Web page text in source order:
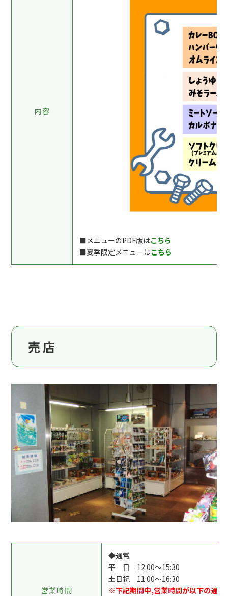
内容
■メニューのPDF版はこちら
■夏季限定メニューはこちら
売店
営業時間
◆通常
平 日 12:00～15:30
土日祝 11:00～16:30
※下記期間中,営業時間が以下の通り